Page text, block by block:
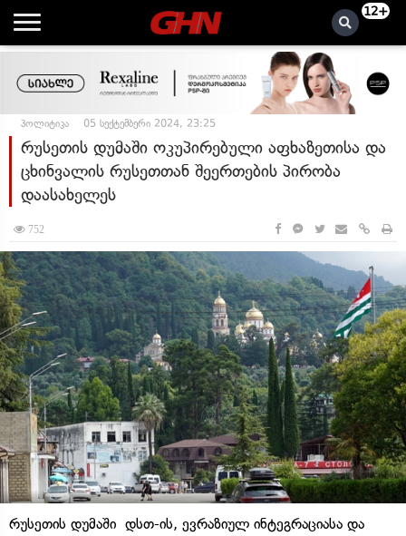
12+
პოლიტიკა 05 სექტემბერი 2024, 23:25
რუსეთის დუმაში ოკუპირებული აფხაზეთისა და
ცხინვალის რუსეთთან შეერთების პირობა
დაასახელეს
752
რუსეთის დუმაში დსთ-ის, ევრაზიულ ინტეგრაციასა და